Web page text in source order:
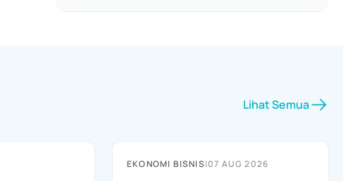
Lihat Semua
EKONOMI BISNIS|07 AUG 2026